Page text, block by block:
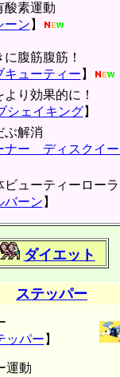
酸素運動
ーン 】
に腹筋腹筋！
キューティー 】
より効果的に！
シェイキング】
ぶ解消
ナー ディスクイ
ビューティーロー
バーン 】
ダイエット
ステッパー
ッパー 】
運動